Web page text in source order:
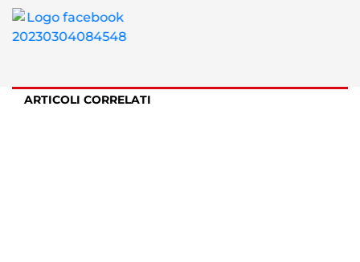
ARTICOLI CORRELATI